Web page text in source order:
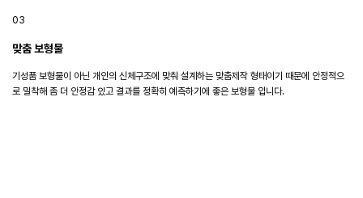
03
맞춤 보형물
기성품 보형물이 아닌 개인의 신체구조에 맞춰 설계하는 맞춤제작 형태이기 때문에 안정적으
로 밀착해 좀 더 안정감 있고 결과를 정확히 예측하기에 좋은 보형물 입니다.